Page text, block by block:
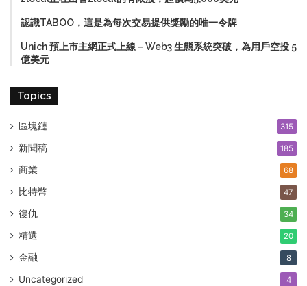
認識TABOO，這是為每次交易提供獎勵的唯一令牌
Unich 預上市主網正式上線－Web3 生態系統突破，為用戶空投 5
億美元
Topics
區塊鏈 315
新聞稿 185
商業 68
比特幣 47
復仇 34
精選 20
金融 8
Uncategorized 4